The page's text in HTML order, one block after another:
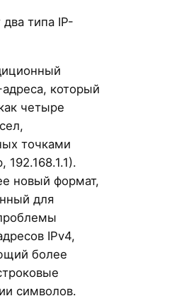
типа IP-
который
четыре
точками
192.168.1.1).
новый формат,
для
IPv4,
более
символов.